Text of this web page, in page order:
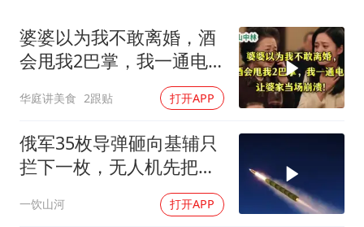
武契奇：欧洲已处于大战边缘
7月CPI同比上涨0.5% 经济内生增长动力持续增强
无锡降雨量冲至全国第一
下党之路
婆婆以为我不敢离婚，酒
会甩我2巴掌，我一通电
华庭讲美食 2跟贴 打开APP
俄军35枚导弹砸向基辅只
拦下一枚，无人机先把爱
国者耗干了，泽连斯基的
秋天反攻成了笑话
一饮山河 打开APP